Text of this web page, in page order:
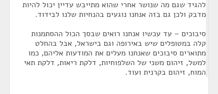
להגיד שגם מה שנושר אחרי שהוא מתייבש עדיין יכול להיות
מדבק ולכן גם בזה אנחנו נוגעים בהנחיות שלנו לבידוד.
סיבוכים – עד עכשיו אנחנו רואים שבסך הכול ההסתמנות
קלה במטופלים שיש באירופה וגם בישראל, אבל בהחלט
מתוארים סיבוכים שאנחנו מעלים את המודעות אליהם, כמו
למשל, זיהום משני של השלפוחיות, דלקת ריאות, דלקת תאי
המוח, זיהום בקרנית ועוד.